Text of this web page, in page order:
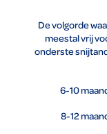
De volgorde
meestal vrij
onderste
6-10
8-12